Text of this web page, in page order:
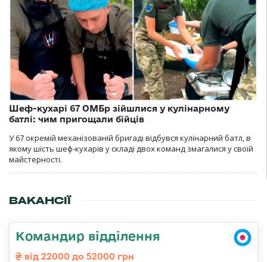
Шеф-кухарі 67 ОМБр зійшлися у кулінарному
батлі: чим пригощали бійців
У 67 окремій механізованій бригаді відбувся кулінарний батл, в
якому шість шеф-кухарів у складі двох команд змагалися у своїй
майстерності.
ВАКАНСІЇ
Командир відділення
від 22000 до 52000 грн